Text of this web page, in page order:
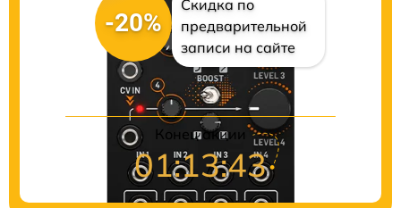
-20%
Скидка по
предварительной
записи на сайте
Конец акции
01:13:42